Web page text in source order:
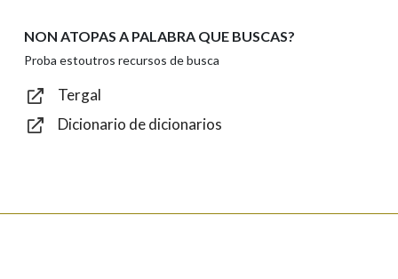
Texto de verificación
NON ATOPAS A PALABRA QUE BUSCAS?
Proba estoutros recursos de busca
Tergal
Dicionario de dicionarios